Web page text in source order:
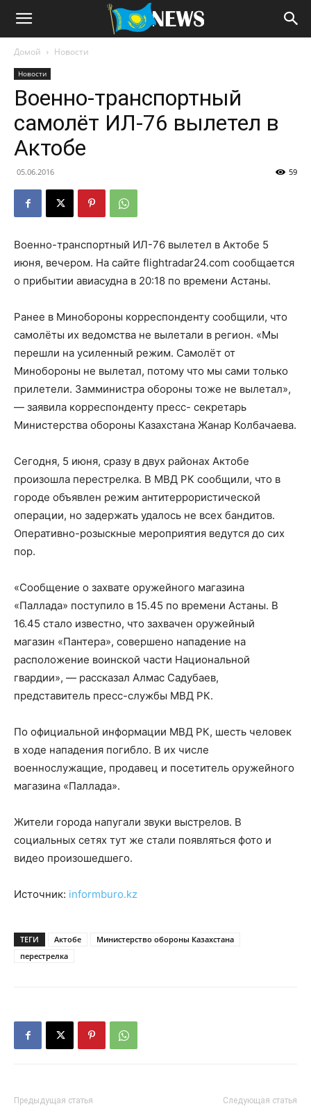
Домой Новости
Новости
Военно-транспортный
самолёт ИЛ-76 вылетел в
Актобе
05.06.2016 59
Военно-транспортный ИЛ-76 вылетел в Актобе 5
июня, вечером. На сайте flightradar24.com сообщается
о прибытии авиасудна в 20:18 по времени Астаны.
Ранее в Минобороны корреспонденту сообщили, что
самолёты их ведомства не вылетали в регион. «Мы
перешли на усиленный режим. Самолёт от
Минобороны не вылетал, потому что мы сами только
прилетели. Замминистра обороны тоже не вылетал»,
— заявила корреспонденту пресс- секретарь
Министерства обороны Казахстана Жанар Колбачаева.
Сегодня, 5 июня, сразу в двух районах Актобе
произошла перестрелка. В МВД РК сообщили, что в
городе объявлен режим антитеррористической
операции, но задержать удалось не всех бандитов.
Оперативно-розыскные мероприятия ведутся до сих
пор.
«Сообщение о захвате оружейного магазина
«Паллада» поступило в 15.45 по времени Астаны. В
16.45 стало известно, что захвачен оружейный
магазин «Пантера», совершено нападение на
расположение воинской части Национальной
гвардии», — рассказал Алмас Садубаев,
представитель пресс-службы МВД РК.
По официальной информации МВД РК, шесть человек
в ходе нападения погибло. В их числе
военнослужащие, продавец и посетитель оружейного
магазина «Паллада».
Жители города напугали звуки выстрелов. В
социальных сетях тут же стали появляться фото и
видео произошедшего.
Источник: informburo.kz
ТЕГИ Актобе
Министерство обороны Казахстана
перестрелка
Предыдущая статья Следующая статья